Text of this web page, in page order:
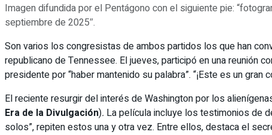
Imagen difundida por el Pentágono con el siguiente pie:
septiembre de 2025″.
Son varios los congresistas de ambos partidos los que han
republicano de Tennessee. El jueves, participó en una reunión
presidente por “haber mantenido su palabra”. “¡Este es un gran
El reciente resurgir del interés de Washington por los
Era de la Divulgación). La película incluye los testimonios de
solos”, repiten estos una y otra vez. Entre ellos, destaca el